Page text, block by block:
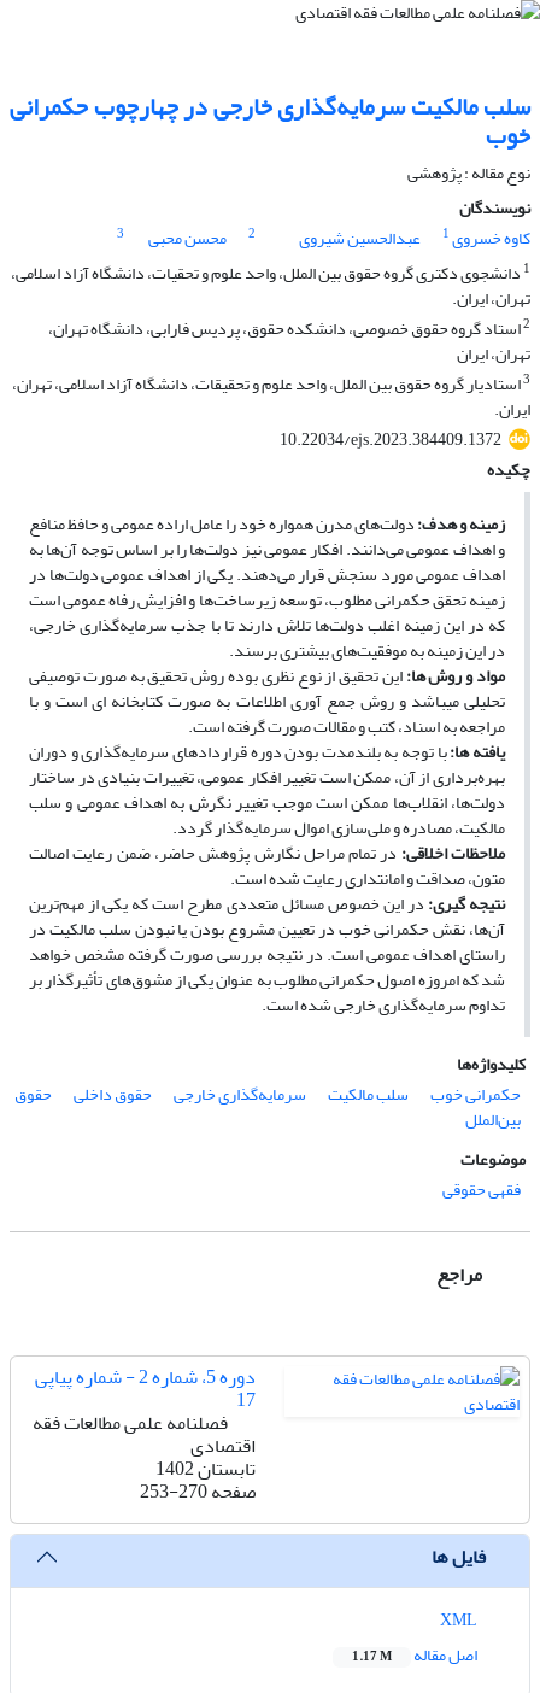
سلب مالکیت سرمایه‌گذاری خارجی در چهارچوب حکمرانی
خوب
نوع مقاله : پژوهشی
نویسندگان
کاوه خسروی1 عبدالحسین شیروی 2 محسن محبی
3
1 دانشجوی دکتری گروه حقوق بین الملل، واحد علوم و تحقیات، دانشگاه آزاد اسلامی،
تهران، ایران.
2استاد گروه حقوق خصوصی، دانشکده حقوق، پردیس فارابی، دانشگاه تهران،
تهران، ایران
3استادیار گروه حقوق بین الملل، واحد علوم و تحقیقات، دانشگاه آزاد اسلامی، تهران،
ایران.
10.22034/ejs.2023.384409.1372
چکیده
زمینه و هدف:دولت‌های مدرن همواره خود را عامل اراده عمومی و حافظ منافع
و اهداف عمومی می‌دانند. افکار عمومی نیز دولت‌ها را بر اساس توجه آن‌ها به
اهداف عمومی مورد سنجش قرار می‌دهند. یکی از اهداف عمومی دولت‌ها در
زمینه تحقق حکمرانی مطلوب، توسعه زیرساخت‌ها و افزایش رفاه عمومی است
که در این زمینه اغلب دولت‌ها تلاش دارند تا با جذب سرمایه‌گذاری خارجی،
در این زمینه به موفقیت‌های بیشتری برسند.
مواد و روش­ ها:این تحقیق از نوع نظری بوده ‌روش تحقیق به صورت توصیفی
تحلیلی می‏باشد و روش جمع‏ آوری اطلاعات به صورت کتابخانه ‏ای است و با
مراجعه به اسناد، کتب و مقالات صورت گرفته است.
یافته­ ها:با توجه به بلندمدت بودن دوره قراردادهای سرمایه‌گذاری و دوران
بهره‌برداری از آن، ممکن است تغییر افکار عمومی، تغییرات بنیادی در ساختار
دولت‌ها، انقلاب‌ها ممکن است موجب تغییر نگرش به اهداف عمومی و سلب
مالکیت، مصادره و ملی‌سازی اموال سرمایه‌گذار گردد.
ملاحظات اخلاقی: در تمام مراحل نگارش پژوهش حاضر، ضمن رعایت اصالت
متون، صداقت و امانت­داری رعایت شده است.
نتیجه ­گیری:در این خصوص مسائل متعددی مطرح است که یکی از مهم‌ترین
آن‌ها، نقش حکمرانی خوب در تعیین مشروع بودن یا نبودن سلب مالکیت در
راستای اهداف عمومی است. در نتیجه بررسی صورت ‌گرفته مشخص خواهد
شد که امروزه اصول حکمرانی مطلوب به‌ عنوان یکی از مشوق‌های تأثیرگذار بر
تداوم سرمایه‌گذاری خارجی شده است.
کلیدواژه‌ها
حکمرانی خوب
سلب مالکیت سرمایه‌گذاری خارجی حقوق داخلی حقوق
بین‌الملل
موضوعات
فقهی حقوقی
مراجع
دوره 5، شماره 2 - شماره پیاپی
17
فصلنامه علمی مطالعات فقه
اقتصادی
تابستان 1402
صفحه253-270
فایل ها
اصل مقاله
1.17 M